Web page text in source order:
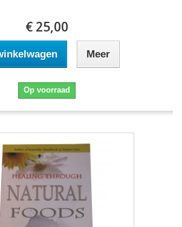
€ 25,00
Meer
Op voorraad